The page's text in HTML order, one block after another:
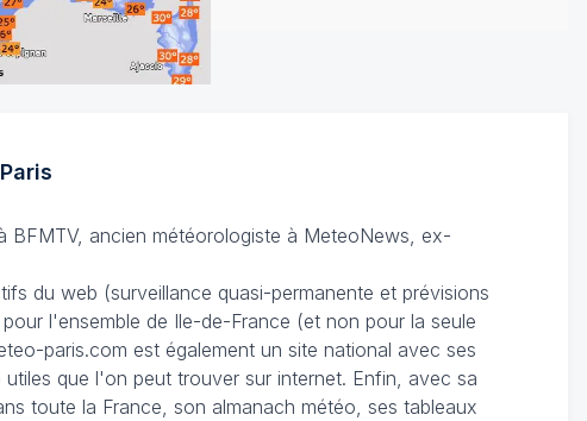
BFMTV, ancien météorologiste à MeteoNews, ex-
du web (surveillance quasi-permanente et prévisions
l'ensemble de Ile-de-France (et non pour la seule
paris.com est également un site national avec ses
que l'on peut trouver sur internet. Enfin, avec sa
toute la France, son almanach météo, ses tableaux